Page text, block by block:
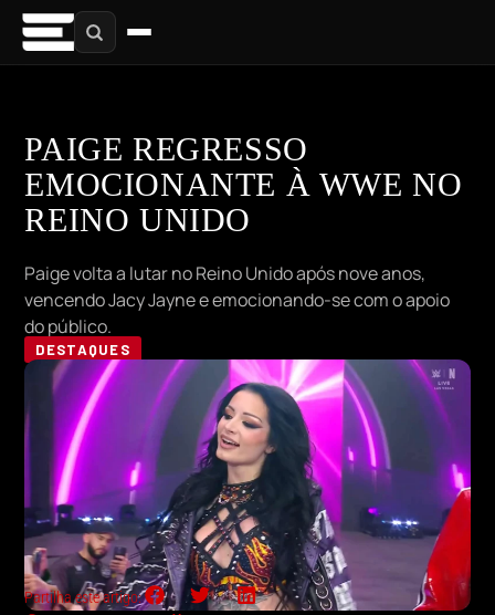
PAIGE REGRESSO
EMOCIONANTE À WWE NO
REINO UNIDO
Paige volta a lutar no Reino Unido após nove anos,
vencendo Jacy Jayne e emocionando-se com o apoio
do público.
DESTAQUES
Partilha este artigo: